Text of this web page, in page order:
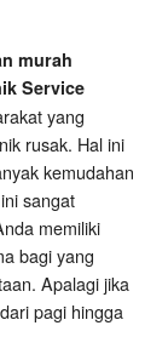
Bergaransi
murah
Service
yang
rusak. Hal ini
kemudahan
sangat
memiliki
bagi yang
Apalagi jika
pagi hingga